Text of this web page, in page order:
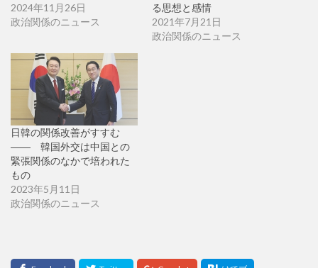
2024年11月26日
政治関係のニュース
る思想と感情
2021年7月21日
政治関係のニュース
日韓の関係改善がすすむ
―― 韓国外交は中国との
緊張関係のなかで培われた
もの
2023年5月11日
政治関係のニュース